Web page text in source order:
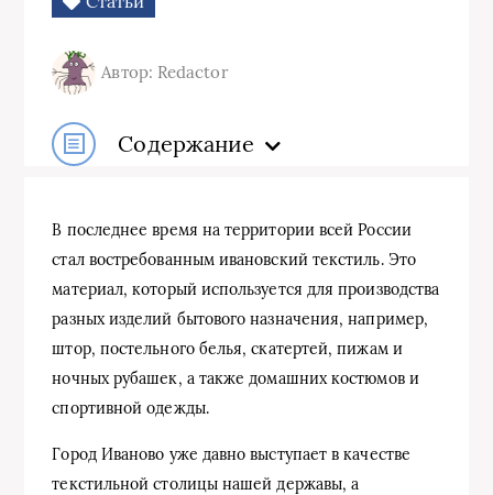
Автор: Redactor
Содержание
В последнее время на территории всей России
стал востребованным ивановский текстиль. Это
материал, который используется для производства
разных изделий бытового назначения, например,
штор, постельного белья, скатертей, пижам и
ночных рубашек, а также домашних костюмов и
спортивной одежды.
Город Иваново уже давно выступает в качестве
текстильной столицы нашей державы, а